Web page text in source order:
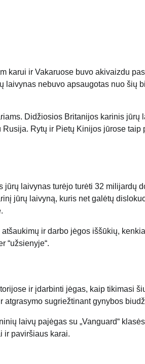
karui ir Vakaruose buvo akivaizdu
laivynas nebuvo apsaugotas nuo šių
Didžiosios Britanijos karinis jūrų
Rytų ir Pietų Kinijos jūrose taip
laivynas turėjo turėti 32 milijardų
jūrų laivyną, kuris net galėtų
ir darbo jėgos iššūkių,
“užsienyje“.
ir įdarbinti jėgas, kaip tikimasi
sugriežtinant gynybos
laivų pajėgas su „Vanguard“
ir paviršiaus karai.